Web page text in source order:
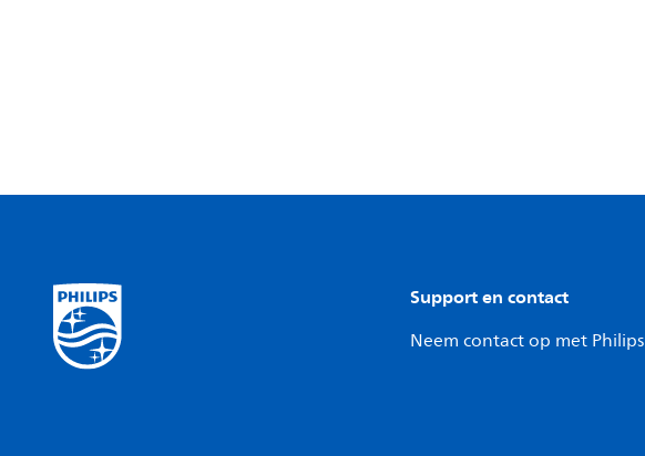
Support en contact
Neem contact op met Philips